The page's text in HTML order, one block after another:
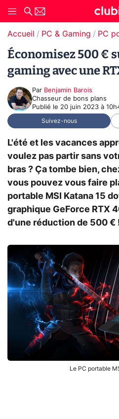
Accueil PC & Gaming PC
Économisez 500 €
gaming avec une
Par Benjamin Barois
Chasseur de bons plans
Publié le 20 juin 2023 à
Suivez-nous
L'été et les vacances
voulez pas partir sans
bras ? Ça tombe bien,
vous pouvez vous faire
portable MSI Katana 15
graphique GeForce RTX
d'une réduction de 500 €
Le PC portable